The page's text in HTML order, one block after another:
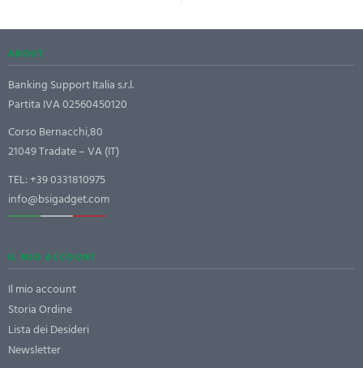
ABOUT
Banking Support Italia s.r.l.
Partita IVA 02560450120
Corso Bernacchi,80
21049 Tradate – VA (IT)
TEL:+39 0331810975
info@bsigadget.com
IL MIO ACCOUNT
Il mio account
Storia Ordine
Lista dei Desideri
Newsletter